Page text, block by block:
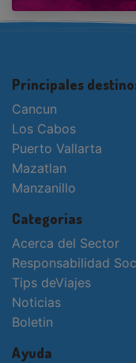
Principales
Cancun
Los Cabos
Puerto Vallarta
Mazatlan
Manzanillo
Categorias
Acerca del Sector
Responsabilidad
Tips deViajes
Noticias
Boletin
Ayuda